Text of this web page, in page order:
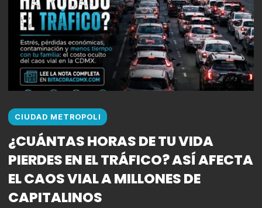
CIUDAD METROPOLI
¿CUÁNTAS HORAS DE TU VIDA
PIERDES EN EL TRÁFICO? ASÍ AFECTA
EL CAOS VIAL A MILLONES DE
CAPITALINOS